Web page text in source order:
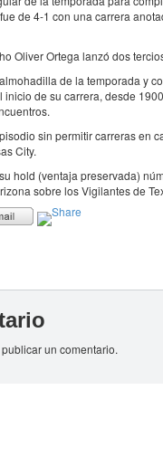
de 4-1 con una carrera
Oliver Ortega lanzó dos
de la temporada y
de su carrera, desde
sin permitir carreras en
City.
hold (ventaja preservada)
sobre los Vigilantes de
un comentario.